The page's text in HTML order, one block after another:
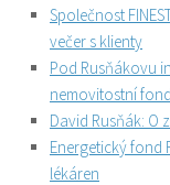
Společnost
večer s klienty
Pod Rusňákovu
nemovitostní fond
David Rusňák: O
Energetický fond
lékáren